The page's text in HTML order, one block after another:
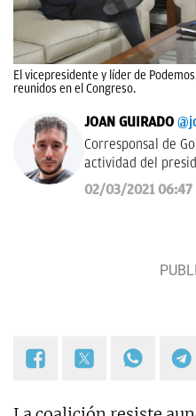
El vicepresidente y líder de
reunidos en el Congreso.
JOAN GUIRADO
Corresponsal de
actividad del
Sánchez, y del
catalana.
02/03/2021 06:47